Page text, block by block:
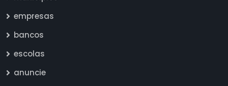
empresas
bancos
escolas
anuncie